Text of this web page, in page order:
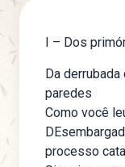
I – Dos
Da
paredes
Como você
processo